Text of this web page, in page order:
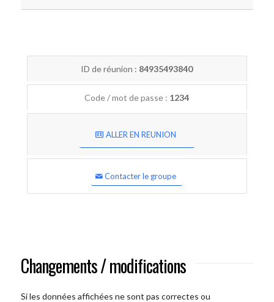
ID de réunion : 84935493840
Code / mot de passe : 1234
ALLER EN REUNION
Contacter le groupe
Changements / modifications
Si les données affichées ne sont pas correctes ou